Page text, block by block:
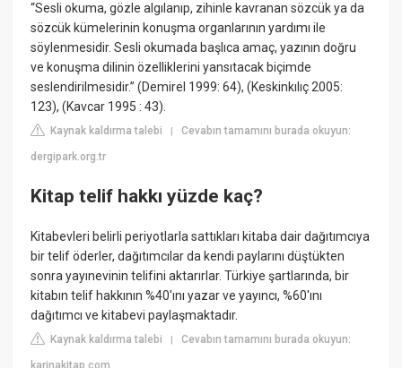
“Sesli okuma, gözle algılanıp, zihinle kavranan sözcük ya da
sözcük kümelerinin konuşma organlarının yardımı ile
söylenmesidir. Sesli okumada başlıca amaç, yazının doğru
ve konuşma dilinin özelliklerini yansıtacak biçimde
seslendirilmesidir.” (Demirel 1999: 64), (Keskinkılıç 2005:
123), (Kavcar 1995 : 43).
Kaynak kaldırma talebi |Cevabın tamamını burada okuyun:
dergipark.org.tr
Kitap telif hakkı yüzde kaç?
Kitabevleri belirli periyotlarla sattıkları kitaba dair dağıtımcıya
bir telif öderler, dağıtımcılar da kendi paylarını düştükten
sonra yayınevinin telifini aktarırlar. Türkiye şartlarında, bir
kitabın telif hakkının %40'ını yazar ve yayıncı, %60'ını
dağıtımcı ve kitabevi paylaşmaktadır.
Kaynak kaldırma talebi |Cevabın tamamını burada okuyun:
karinakitap.com